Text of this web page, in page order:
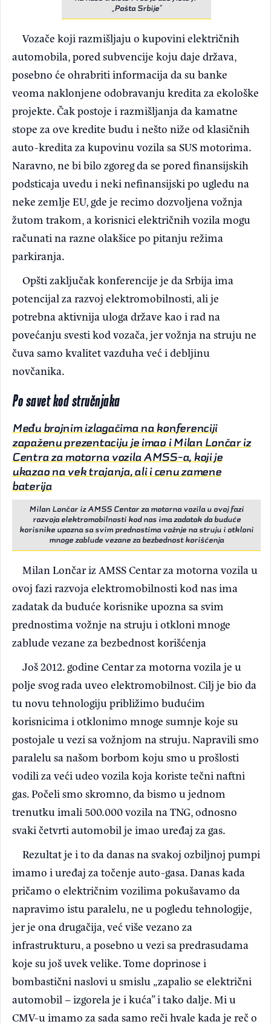
„Pošta Srbije”
Vozače koji razmišljaju o kupovini električnih
automobila, pored subvencije koju daje država,
posebno će ohrabriti informacija da su banke
veoma naklonjene odobravanju kredita za ekološke
projekte. Čak postoje i razmišljanja da kamatne
stope za ove kredite budu i nešto niže od klasičnih
auto-kredita za kupovinu vozila sa SUS motorima.
Naravno, ne bi bilo zgoreg da se pored finansijskih
podsticaja uvedu i neki nefinansijski po ugledu na
neke zemlje EU, gde je recimo dozvoljena vožnja
žutom trakom, a korisnici električnih vozila mogu
računati na razne olakšice po pitanju režima
parkiranja.
Opšti zaključak konferencije je da Srbija ima
potencijal za razvoj elektromobilnosti, ali je
potrebna aktivnija uloga države kao i rad na
povećanju svesti kod vozača, jer vožnja na struju ne
čuva samo kvalitet vazduha već i debljinu
novčanika.
Po savet kod stručnjaka
Među brojnim izlagačima na konferenciji
zapaženu prezentaciju je imao i Milan Lončar iz
Centra za motorna vozila AMSS-a, koji je
ukazao na vek trajanja, ali i cenu zamene
baterija
Milan Lončar iz AMSS Centar za motorna vozila u ovoj fazi
razvoja elektromobilnosti kod nas ima zadatak da buduće
korisnike upozna sa svim prednostima vožnje na struju i otkloni
mnoge zablude vezane za bezbednost korišćenja
Milan Lončar iz AMSS Centar za motorna vozila u
ovoj fazi razvoja elektromobilnosti kod nas ima
zadatak da buduće korisnike upozna sa svim
prednostima vožnje na struju i otkloni mnoge
zablude vezane za bezbednost korišćenja
Još 2012. godine Centar za motorna vozila je u
polje svog rada uveo elektromobilnost. Cilj je bio da
tu novu tehnologiju približimo budućim
korisnicima i otklonimo mnoge sumnje koje su
postojale u vezi sa vožnjom na struju. Napravili smo
paralelu sa našom borbom koju smo u prošlosti
vodili za veći udeo vozila koja koriste tečni naftni
gas. Počeli smo skromno, da bismo u jednom
trenutku imali 500.000 vozila na TNG, odnosno
svaki četvrti automobil je imao uređaj za gas.
Rezultat je i to da danas na svakoj ozbiljnoj pumpi
imamo i uređaj za točenje auto-gasa. Danas kada
pričamo o električnim vozilima pokušavamo da
napravimo istu paralelu, ne u pogledu tehnologije,
jer je ona drugačija, već više vezano za
infrastrukturu, a posebno u vezi sa predrasudama
koje su još uvek velike. Tome doprinose i
bombastični naslovi u smislu „zapalio se električni
automobil – izgorela je i kuća” i tako dalje. Mi u
CMV-u imamo za sada samo reči hvale kada je reč o